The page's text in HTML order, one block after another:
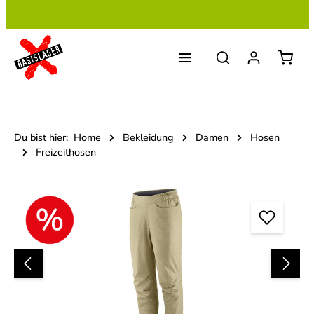
Du bist hier: Home Bekleidung Damen
Hosen
Freizeithosen